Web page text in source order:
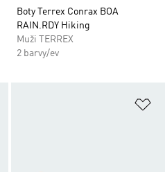
Boty Terrex Conrax BOA
RAIN.RDY Hiking
Muži TERREX
2 barvy/ev